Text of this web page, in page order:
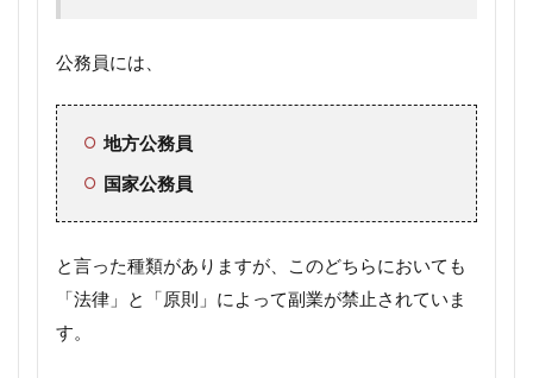
公務員には、
地方公務員
国家公務員
と言った種類がありますが、このどちらにおいても
「法律」と「原則」によって副業が禁止されていま
す。